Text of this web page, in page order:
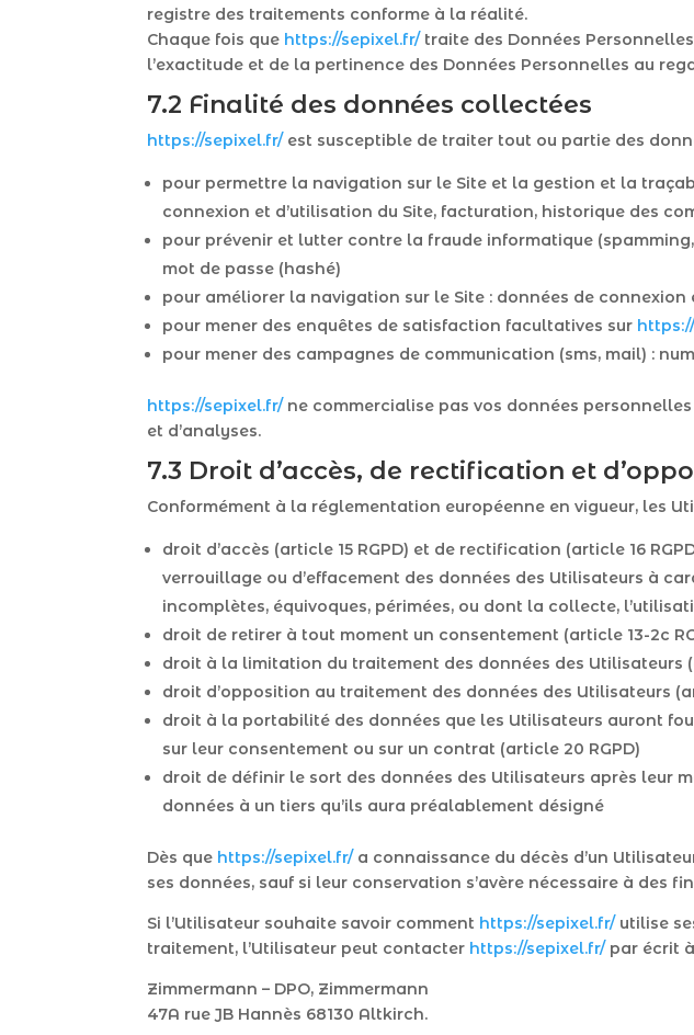
registre des traitements conforme à la réalité.
Chaque fois que https://sepixel.fr/traite des Données
l’exactitude et de la pertinence des Données Personnelles au
7.2 Finalité des données collectées
https://sepixel.fr/est susceptible de traiter tout ou partie des
pour permettre la navigation sur le Site et la gestion et la
connexion et d’utilisation du Site, facturation, historique des
pour prévenir et lutter contre la fraude informatique
mot de passe (hashé)
pour améliorer la navigation sur le Site : données de connexion
pour mener des enquêtes de satisfaction facultatives sur
pour mener des campagnes de communication (sms, mail) :
https://sepixel.fr/ne commercialise pas vos données
et d’analyses.
7.3 Droit d’accès, de rectification et
Conformément à la réglementation européenne en vigueur, les
droit d’accès (article 15 RGPD) et de rectification (article 16
verrouillage ou d’effacement des données des Utilisateurs à
incomplètes, équivoques, périmées, ou dont la collecte,
droit de retirer à tout moment un consentement (article 13-2c
droit à la limitation du traitement des données des Utilisateurs
droit d’opposition au traitement des données des Utilisateurs
droit à la portabilité des données que les Utilisateurs auront
sur leur consentement ou sur un contrat (article 20 RGPD)
droit de définir le sort des données des Utilisateurs après leur
données à un tiers qu’ils aura préalablement désigné
Dès que https://sepixel.fr/a connaissance du décès d’un
ses données, sauf si leur conservation s’avère nécessaire à
Si l’Utilisateur souhaite savoir comment https://sepixel.fr/utilise
traitement, l’Utilisateur peut contacter https://sepixel.fr/par écrit à
Zimmermann – DPO, Zimmermann
47A rue JB Hannès 68130 Altkirch.